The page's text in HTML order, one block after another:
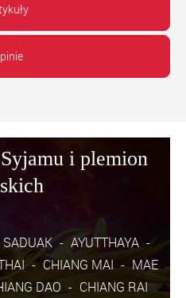
i plemion
SADUAK
AYUTTHAYA
CHIANG MAI
MAE
DAO CHIANG RAI